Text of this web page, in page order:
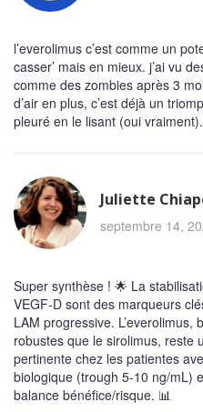
l’everolimus c’est comme un
casser’ mais en mieux. j’ai vu
comme des zombies après 3
d’air en plus, c’est déjà un
pleuré en le lisant (oui vraiment).
Juliette
septembre 14,
Super synthèse ! 🌟 La
VEGF-D sont des marqueurs
LAM progressive. L’everolimus,
robustes que le sirolimus, reste
pertinente chez les patientes
biologique (trough 5-10 ng/mL)
balance bénéfice/risque. 📊